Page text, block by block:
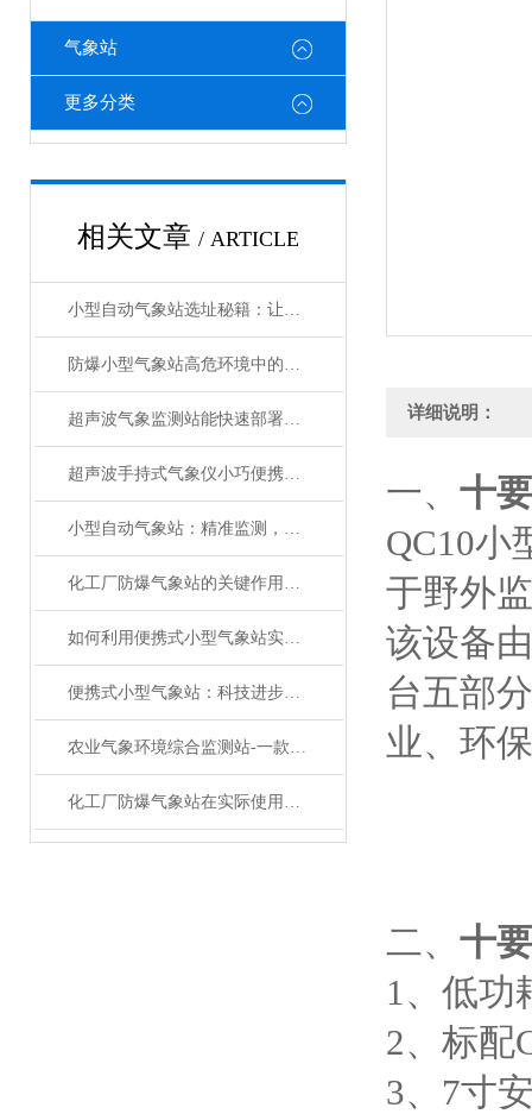
气象站
更多分类
相关文章 / ARTICLE
小型自动气象站选址秘籍：让数据精准“扎根”
防爆小型气象站高危环境中的安全气象守护者
超声波气象监测站能快速部署的智慧气象设备
超声波手持式气象仪小巧便携的“气象小能手”
小型自动气象站：精准监测，助力多领域应用
化工厂防爆气象站的关键作用与运行管理
如何利用便携式小型气象站实现精准气象监测？
便携式小型气象站：科技进步带来的便利
农业气象环境综合监测站-一款春风化雨的室外超声波气象站#2022已更新
化工厂防爆气象站在实际使用中有着7大功能特点
详细说明：
一、 十
QC10小
于野外
该设备
台五部
业、环
二、 十
1、低功
2、标配
3、7寸